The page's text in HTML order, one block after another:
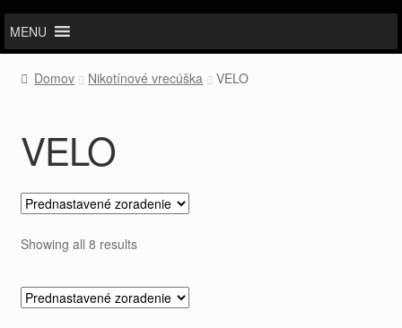
MENU
Domov Nikotínové vrecúška VELO
VELO
Showing all 8 results